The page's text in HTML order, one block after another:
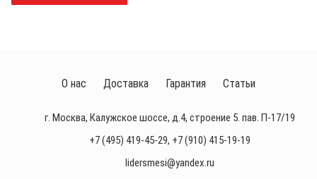
г. Москва, Калужское шоссе, д.4, строение 5. пав. П-17/19
+7 (495) 419-45-29, +7 (910) 415-19-19
lidersmesi@yandex.ru
О нас Доставка Гарантия Статьи